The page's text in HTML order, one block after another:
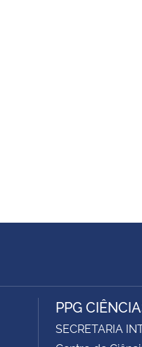
PPG
SECRETARIA